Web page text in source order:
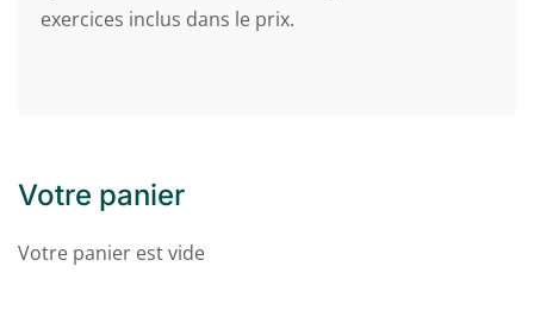
exercices inclus dans le prix.
Votre panier
Votre panier est vide